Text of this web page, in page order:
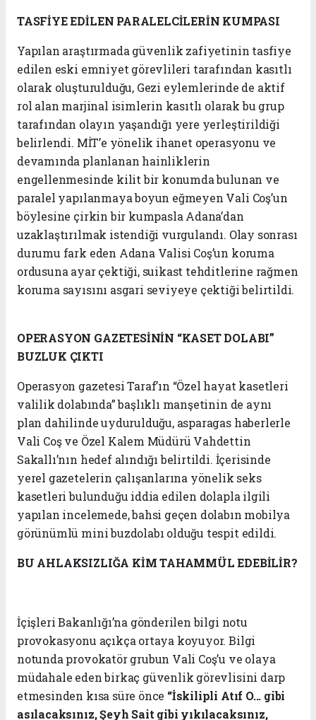
TASFİYE EDİLEN PARALELCİLERİN KUMPASI
Yapılan araştırmada güvenlik zafiyetinin tasfiye
edilen eski emniyet görevlileri tarafından kasıtlı
olarak oluşturulduğu, Gezi eylemlerinde de aktif
rol alan marjinal isimlerin kasıtlı olarak bu grup
tarafından olayın yaşandığı yere yerleştirildiği
belirlendi. MİT’e yönelik ihanet operasyonu ve
devamında planlanan hainliklerin
engellenmesinde kilit bir konumda bulunan ve
paralel yapılanmaya boyun eğmeyen Vali Coş’un
böylesine çirkin bir kumpasla Adana’dan
uzaklaştırılmak istendiği vurgulandı. Olay sonrası
durumu fark eden Adana Valisi Coş’un koruma
ordusuna ayar çektiği, suikast tehditlerine rağmen
koruma sayısını asgari seviyeye çektiği belirtildi.
OPERASYON GAZETESİNİN “KASET DOLABI”
BUZLUK ÇIKTI
Operasyon gazetesi Taraf’ın “Özel hayat kasetleri
valilik dolabında” başlıklı manşetinin de aynı
plan dahilinde uydurulduğu, asparagas haberlerle
Vali Coş ve Özel Kalem Müdürü Vahdettin
Sakallı’nın hedef alındığı belirtildi. İçerisinde
yerel gazetelerin çalışanlarına yönelik seks
kasetleri bulunduğu iddia edilen dolapla ilgili
yapılan incelemede, bahsi geçen dolabın mobilya
görünümlü mini buzdolabı olduğu tespit edildi.
BU AHLAKSIZLIĞA KİM TAHAMMÜL EDEBİLİR?
İçişleri Bakanlığı’na gönderilen bilgi notu
provokasyonu açıkça ortaya koyuyor. Bilgi
notunda provokatör grubun Vali Coş’u ve olaya
müdahale eden birkaç güvenlik görevlisini darp
etmesinden kısa süre önce “İskilipli Atıf O... gibi
asılacaksınız, Şeyh Sait gibi yıkılacaksınız,